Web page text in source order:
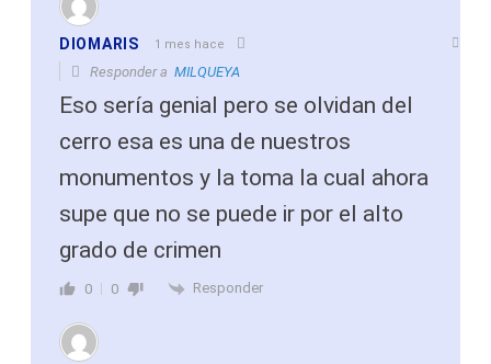
DIOMARIS 1 mes hace
Responder a MILQUEYA
Eso sería genial pero se olvidan del
cerro esa es una de nuestros
monumentos y la toma la cual ahora
supe que no se puede ir por el alto
grado de crimen
0 0 Responder